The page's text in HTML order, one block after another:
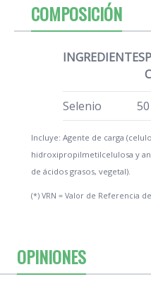
COMPOSICIÓN
INGREDIENTES
Selenio
Incluye: Agente de carga
hidroxipropilmetilcelulosa y
de ácidos grasos, vegetal).
(*) VRN = Valor de Referencia
OPINIONES